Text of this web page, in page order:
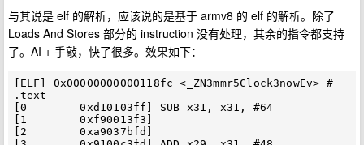
与其说是 elf 的解析，应该说的是基于 armv8 的 elf 的解析。除了
Loads And Stores 部分的 instruction 没有处理，其余的指令都支持
了。AI + 手敲，快了很多。效果如下：
[ELF] 0x00000000000118fc <_ZN3mmr5Clock3nowEv> #
.text
[0        0xd10103ff] SUB x31, x31, #64
[1        0xf90013f3]
[2        0xa9037bfd]